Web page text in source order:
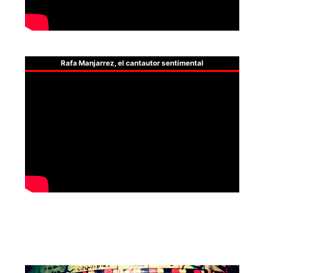
Rafa Manjarrez, el cantautor sentimental